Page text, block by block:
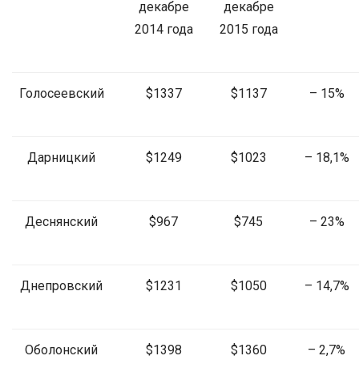
декабре
2014 года
декабре
2015 года
Голосеевский $1337 $1137 – 15%
Дарницкий $1249 $1023 – 18,1%
Деснянский $967 $745 – 23%
Днепровский $1231 $1050 – 14,7%
Оболонский $1398 $1360 – 2,7%